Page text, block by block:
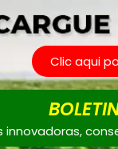
Clic aqui
innovadoras,